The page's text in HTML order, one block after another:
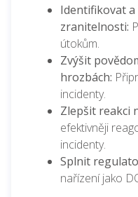
Identifikovat
zranitelnosti:
útokům.
Zvýšit
hrozbách:
incidenty.
Zlepšit reakci
efektivněji
incidenty.
Splnit
nařízení jako